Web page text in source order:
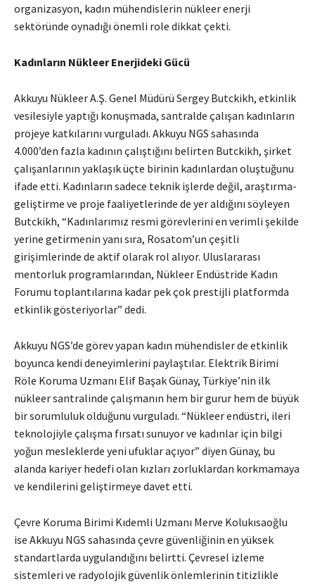
organizasyon, kadın mühendislerin nükleer enerji
sektöründe oynadığı önemli role dikkat çekti.
Kadınların Nükleer Enerjideki Gücü
Akkuyu Nükleer A.Ş. Genel Müdürü Sergey Butckikh, etkinlik
vesilesiyle yaptığı konuşmada, santralde çalışan kadınların
projeye katkılarını vurguladı. Akkuyu NGS sahasında
4.000’den fazla kadının çalıştığını belirten Butckikh, şirket
çalışanlarının yaklaşık üçte birinin kadınlardan oluştuğunu
ifade etti. Kadınların sadece teknik işlerde değil, araştırma-
geliştirme ve proje faaliyetlerinde de yer aldığını söyleyen
Butckikh, “Kadınlarımız resmi görevlerini en verimli şekilde
yerine getirmenin yanı sıra, Rosatom’un çeşitli
girişimlerinde de aktif olarak rol alıyor. Uluslararası
mentorluk programlarından, Nükleer Endüstride Kadın
Forumu toplantılarına kadar pek çok prestijli platformda
etkinlik gösteriyorlar” dedi.
Akkuyu NGS’de görev yapan kadın mühendisler de etkinlik
boyunca kendi deneyimlerini paylaştılar. Elektrik Birimi
Röle Koruma Uzmanı Elif Başak Günay, Türkiye’nin ilk
nükleer santralinde çalışmanın hem bir gurur hem de büyük
bir sorumluluk olduğunu vurguladı. “Nükleer endüstri, ileri
teknolojiyle çalışma fırsatı sunuyor ve kadınlar için bilgi
yoğun mesleklerde yeni ufuklar açıyor” diyen Günay, bu
alanda kariyer hedefi olan kızları zorluklardan korkmamaya
ve kendilerini geliştirmeye davet etti.
Çevre Koruma Birimi Kıdemli Uzmanı Merve Kolukısaoğlu
ise Akkuyu NGS sahasında çevre güvenliğinin en yüksek
standartlarda uygulandığını belirtti. Çevresel izleme
sistemleri ve radyolojik güvenlik önlemlerinin titizlikle